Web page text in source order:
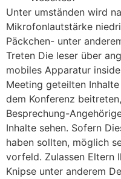
Unter umständen wird
Mikrofonlautstärke
Päckchen- unter
Treten Die leser über
mobiles Apparatur
Meeting geteilten
dem Konferenz
Besprechung-
Inhalte sehen. Sofern
haben sollten, möglich
vorfeld. Zulassen Eltern
Knipse unter anderem